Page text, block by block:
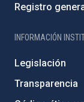
Registro
INFORMACIÓN
Legislación
Transparencia